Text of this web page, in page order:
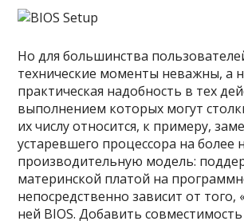
Но для большинства
технические моменты неважны, а
практическая надобность в тех
выполнением которых могут
их числу относится, к примеру,
устаревшего процессора на более
производительную модель:
материнской платой на
непосредственно зависит от того,
ней BIOS. Добавить